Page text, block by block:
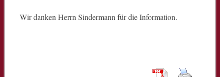
Wir danken Herrn Sindermann für die Information.